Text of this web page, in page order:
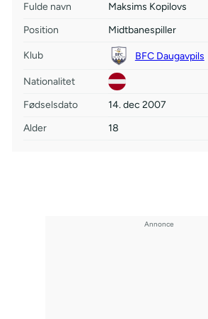
Fulde navn
Maksims Kopilovs
Position
Midtbanespiller
Klub BFC Daugavpils
Nationalitet
Fødselsdato
14. dec 2007
Alder
18